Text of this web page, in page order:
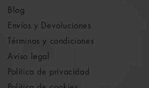
Blog
Envíos y Devoluciones
Términos y condiciones
Aviso legal
Política de privacidad